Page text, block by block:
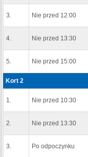
3. Nie przed 12:00
4. Nie przed 13:30
5. Nie przed 15:00
Kort 2
1. Nie przed 10:30
2. Nie przed 13:30
3. Po odpoczynku